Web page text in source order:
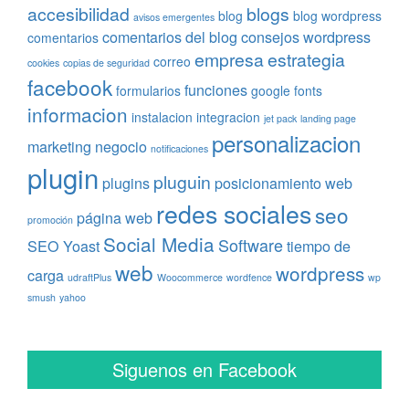
accesibilidad avisos emergentes blog blogs blog wordpress
comentarios comentarios del blog consejos wordpress
cookies copias de seguridad correo empresaestrategia
facebook formularios funciones google fonts
informacion instalacion integracion jet pack landing page
marketing negocio notificaciones personalizacion
plugin plugins pluguin posicionamiento web
promoción página web redes socialesseo
SEO Yoast Social Media Softwaretiempo de
carga udraftPlus web Woocommerce wordfence wordpress wp
smush yahoo
Siguenos en Facebook